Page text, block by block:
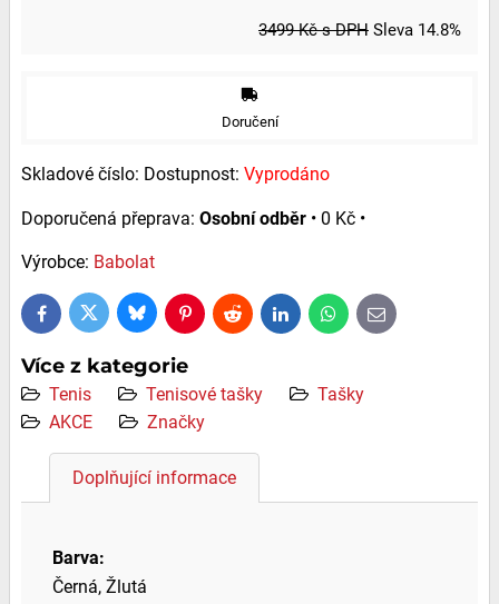
3499 Kč s DPH Sleva 14.8%
Doručení
Skladové číslo: Dostupnost: Vyprodáno
Osobní odběr • 0 Kč •
Výrobce: Babolat
FacebookTwitter BlueskyPinterestReddit LinkedInWhatsApp
E-
mail
Více z kategorie
Tenis Tenisové tašky
Tašky
AKCE
Značky
Doplňující informace
Barva:
Černá, Žlutá